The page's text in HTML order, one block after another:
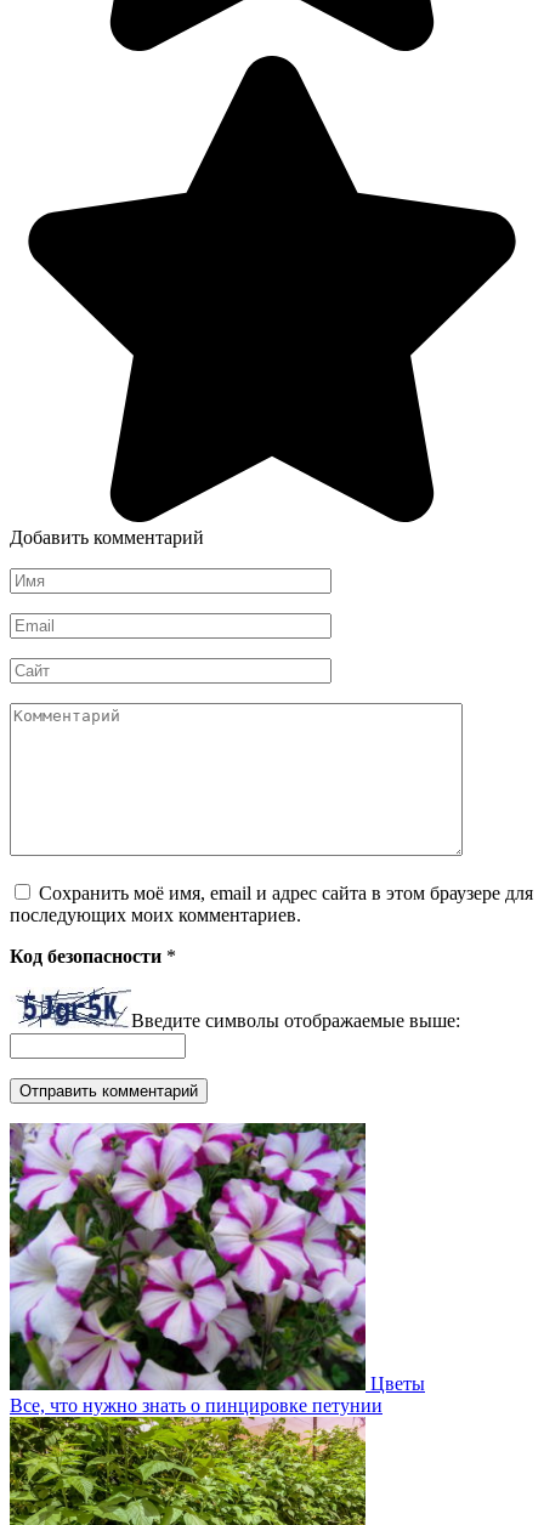
Добавить комментарий
Имя
*
Email
*
Сайт
Комментарий
Сохранить моё имя, email и адрес сайта в этом браузере для
последующих моих комментариев.
Код безопасности *
Введите символы отображаемые выше:
Цветы
Все, что нужно знать о пинцировке петунии